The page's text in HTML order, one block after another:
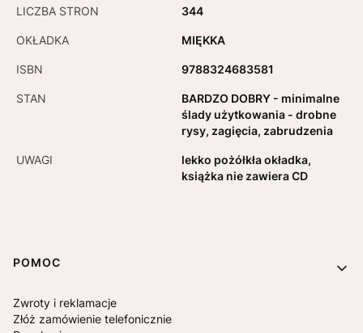
LICZBA STRON 344
OKŁADKA MIĘKKA
ISBN 9788324683581
STAN
BARDZO DOBRY - minimalne
ślady użytkowania - drobne
rysy, zagięcia, zabrudzenia
UWAGI
lekko pożółkła okładka,
książka nie zawiera CD
Linki w stopce
POMOC
Zwroty i reklamacje
Złóż zamówienie telefonicznie